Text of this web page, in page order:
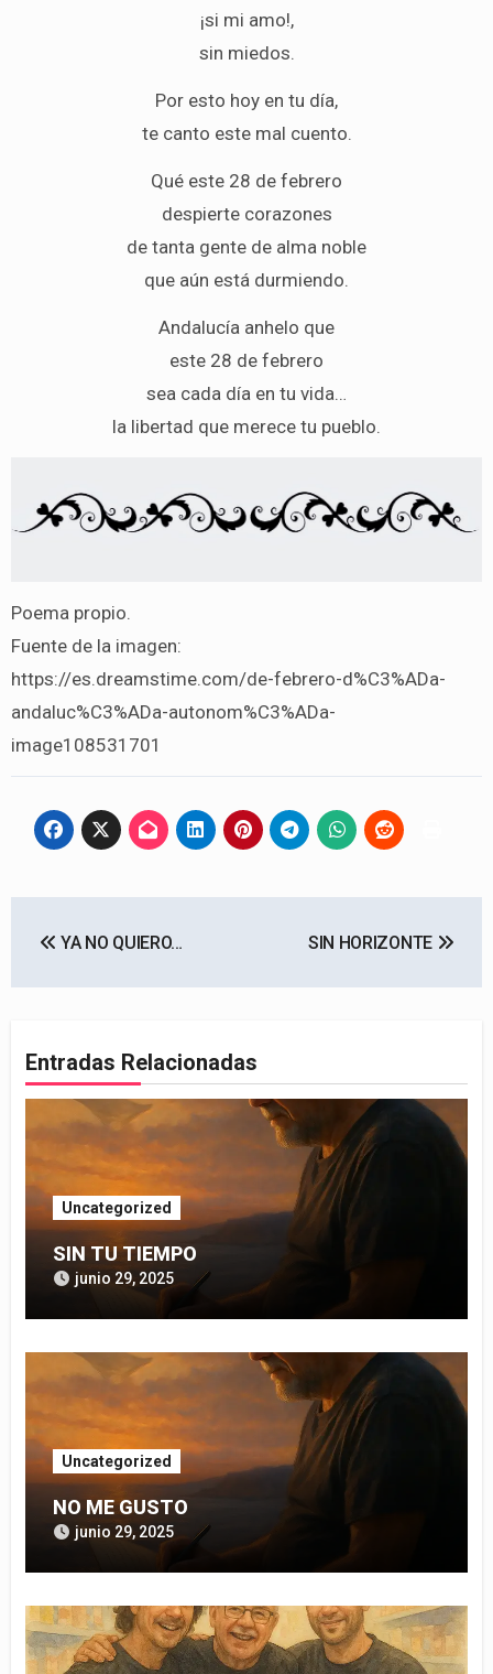
¡si mi amo!,
sin miedos.
Por esto hoy en tu día,
te canto este mal cuento.
Qué este 28 de febrero
despierte corazones
de tanta gente de alma noble
que aún está durmiendo.
Andalucía anhelo que
este 28 de febrero
sea cada día en tu vida…
la libertad que merece tu pueblo.
Poema propio.
Fuente de la imagen:
https://es.dreamstime.com/de-febrero-d%C3%ADa-
andaluc%C3%ADa-autonom%C3%ADa-
image108531701
de YA NO QUIERO… SIN HORIZONTE
Entradas Relacionadas
Uncategorized
SIN TU TIEMPO
junio 29, 2025
Uncategorized
NO ME GUSTO
junio 29, 2025